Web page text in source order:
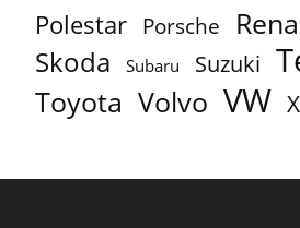
Polestar Porsche
Skoda Subaru Suzuki
Toyota Volvo VW